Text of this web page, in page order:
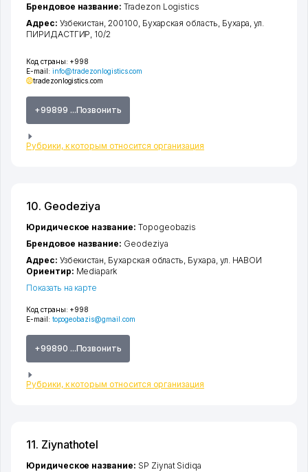
Код страны: +998
E-mail: info@tradezonlogistics.com
tradezonlogistics.com
+99899 ...Позвонить
Рубрики, к которым относится организация
Брендовое название: Tradezon Logistics
Адрес: Узбекистан, 200100, Бухарская область Бухара ,ул.
ПИРИДАСТГИР , 10/2
10. Geodeziya
Код страны: +998
E-mail: topogeobazis@gmail.com
+99890 ...Позвонить
Рубрики, к которым относится организация
Юридическое название: Topogeobazis
Брендовое название: Geodeziya
Адрес: Узбекистан, Бухарская область Бухара ул. НАВОИ
Ориентир: Mediapark
Показать на карте
11. Ziynathotel
Юридическое название: SP Ziynat Sidiqa